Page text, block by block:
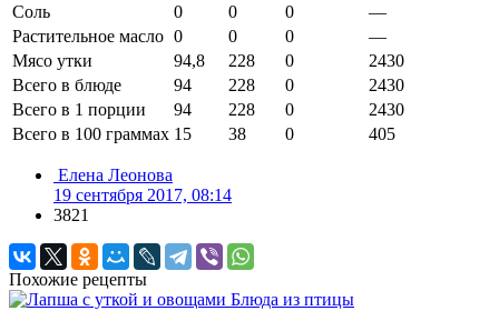
Соль
0 0 0
—
Растительное масло 0 0 0
—
Мясо утки
94,8 228 0
2430
Всего в блюде
94 228 0
2430
Всего в 1 порции
94 228 0
2430
Всего в 100 граммах 15 38 0 405
Елена Леонова
19 сентября 2017, 08:14
3821
Похожие рецепты
Блюда из птицы